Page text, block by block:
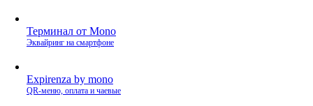
Терминал от Mono
Эквайринг на смартфоне
Expirenza by mono
QR‑меню, оплата и чаевые